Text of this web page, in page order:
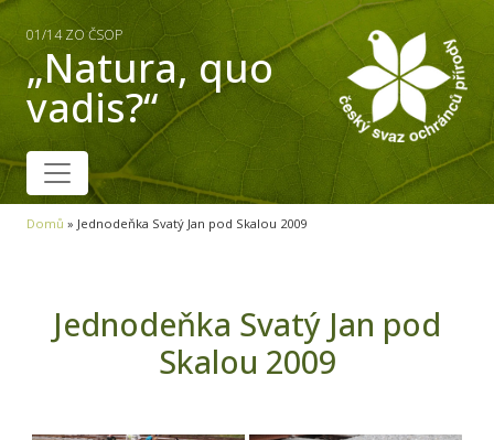
01/14 ZO ČSOP
„Natura, quo
vadis?“
Domů » Jednodeňka Svatý Jan pod Skalou 2009
Jednodeňka Svatý Jan pod
Skalou 2009